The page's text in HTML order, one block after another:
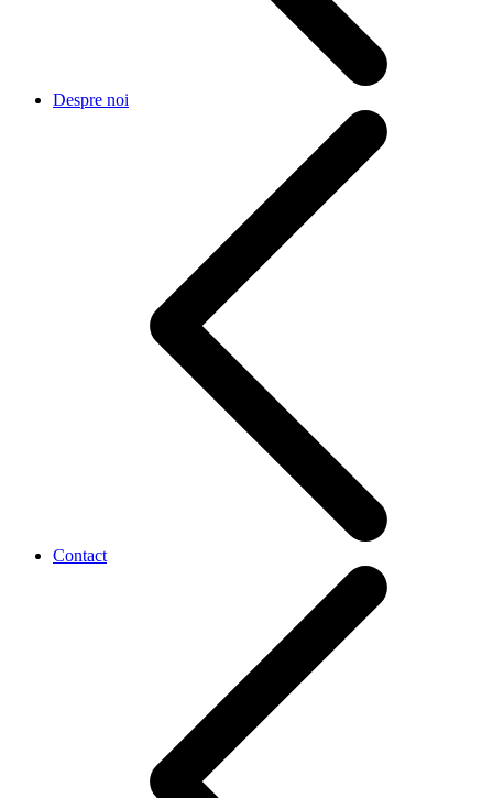
Despre noi
Contact